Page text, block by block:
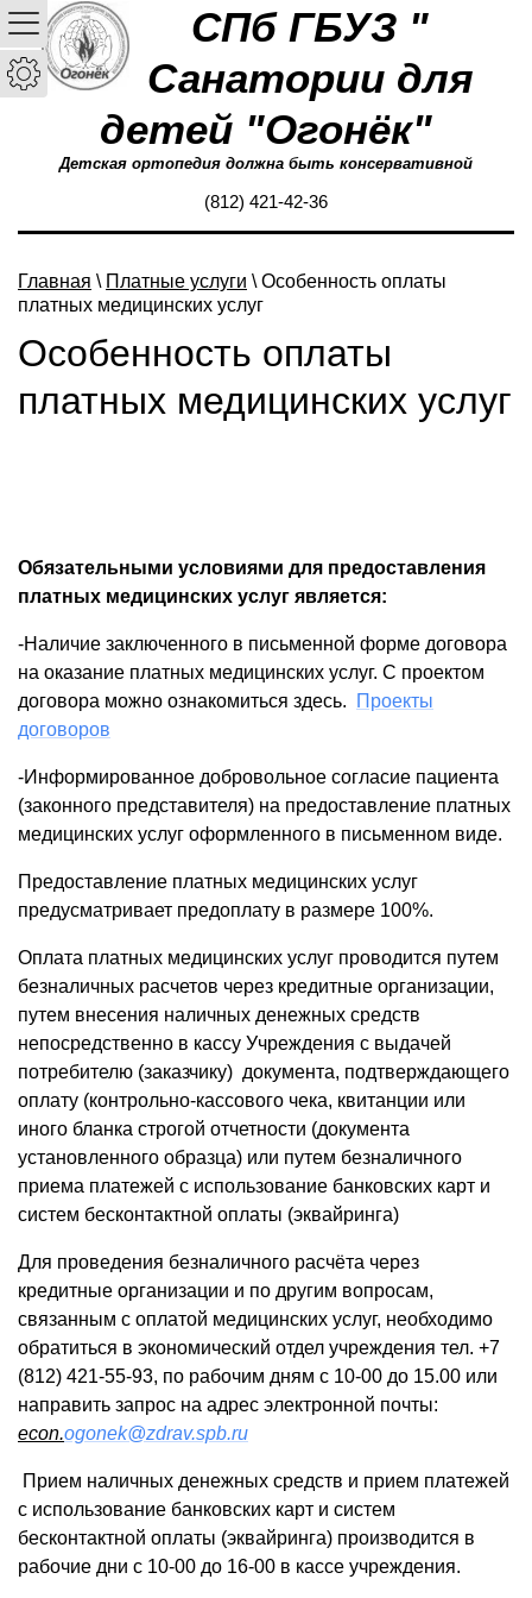
СПб ГБУЗ "
Санатории для
детей "Огонёк"
Детская ортопедия должна быть консервативной
(812) 421-42-36
Главная \ Платные услуги \ Особенность оплаты
платных медицинских услуг
Особенность оплаты
платных медицинских услуг
Обязательными условиями для предоставления
платных медицинских услуг является:
-Наличие заключенного в письменной форме договора
на оказание платных медицинских услуг. С проектом
договора можно ознакомиться здесь.
Проекты
договоров
-Информированное добровольное согласие пациента
(законного представителя) на предоставление платных
медицинских услуг оформленного в письменном виде.
Предоставление платных медицинских услуг
предусматривает предоплату в размере 100%.
Оплата платных медицинских услуг проводится путем
безналичных расчетов через кредитные организации,
путем внесения наличных денежных средств
непосредственно в кассу Учреждения с выдачей
потребителю (заказчику) документа, подтверждающего
оплату (контрольно-кассового чека, квитанции или
иного бланка строгой отчетности (документа
установленного образца) или путем безналичного
приема платежей с использование банковских карт и
систем бесконтактной оплаты (эквайринга)
Для проведения безналичного расчёта через
кредитные организации и по другим вопросам,
связанным с оплатой медицинских услуг, необходимо
обратиться в экономический отдел учреждения тел. +7
(812) 421-55-93, по рабочим дням с 10-00 до 15.00 или
направить запрос на адрес электронной почты:
econ.ogonek@zdrav.spb.ru
Прием наличных денежных средств и прием платежей
с использование банковских карт и систем
бесконтактной оплаты (эквайринга) производится в
рабочие дни с 10-00 до 16-00 в кассе учреждения.